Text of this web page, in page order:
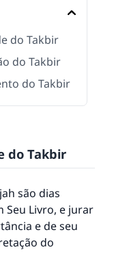
do Takbir
do Takbir
do Takbir
do Takbir
são dias
Seu Livro, e jurar
e de seu
do